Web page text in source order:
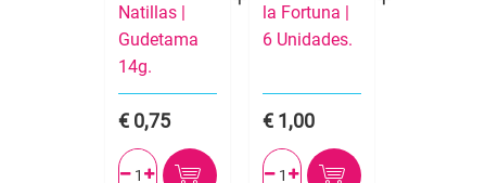
Natillas |
Gudetama
14g.
0,75
 
la Fortuna |
6 Unidades.
1,00
 